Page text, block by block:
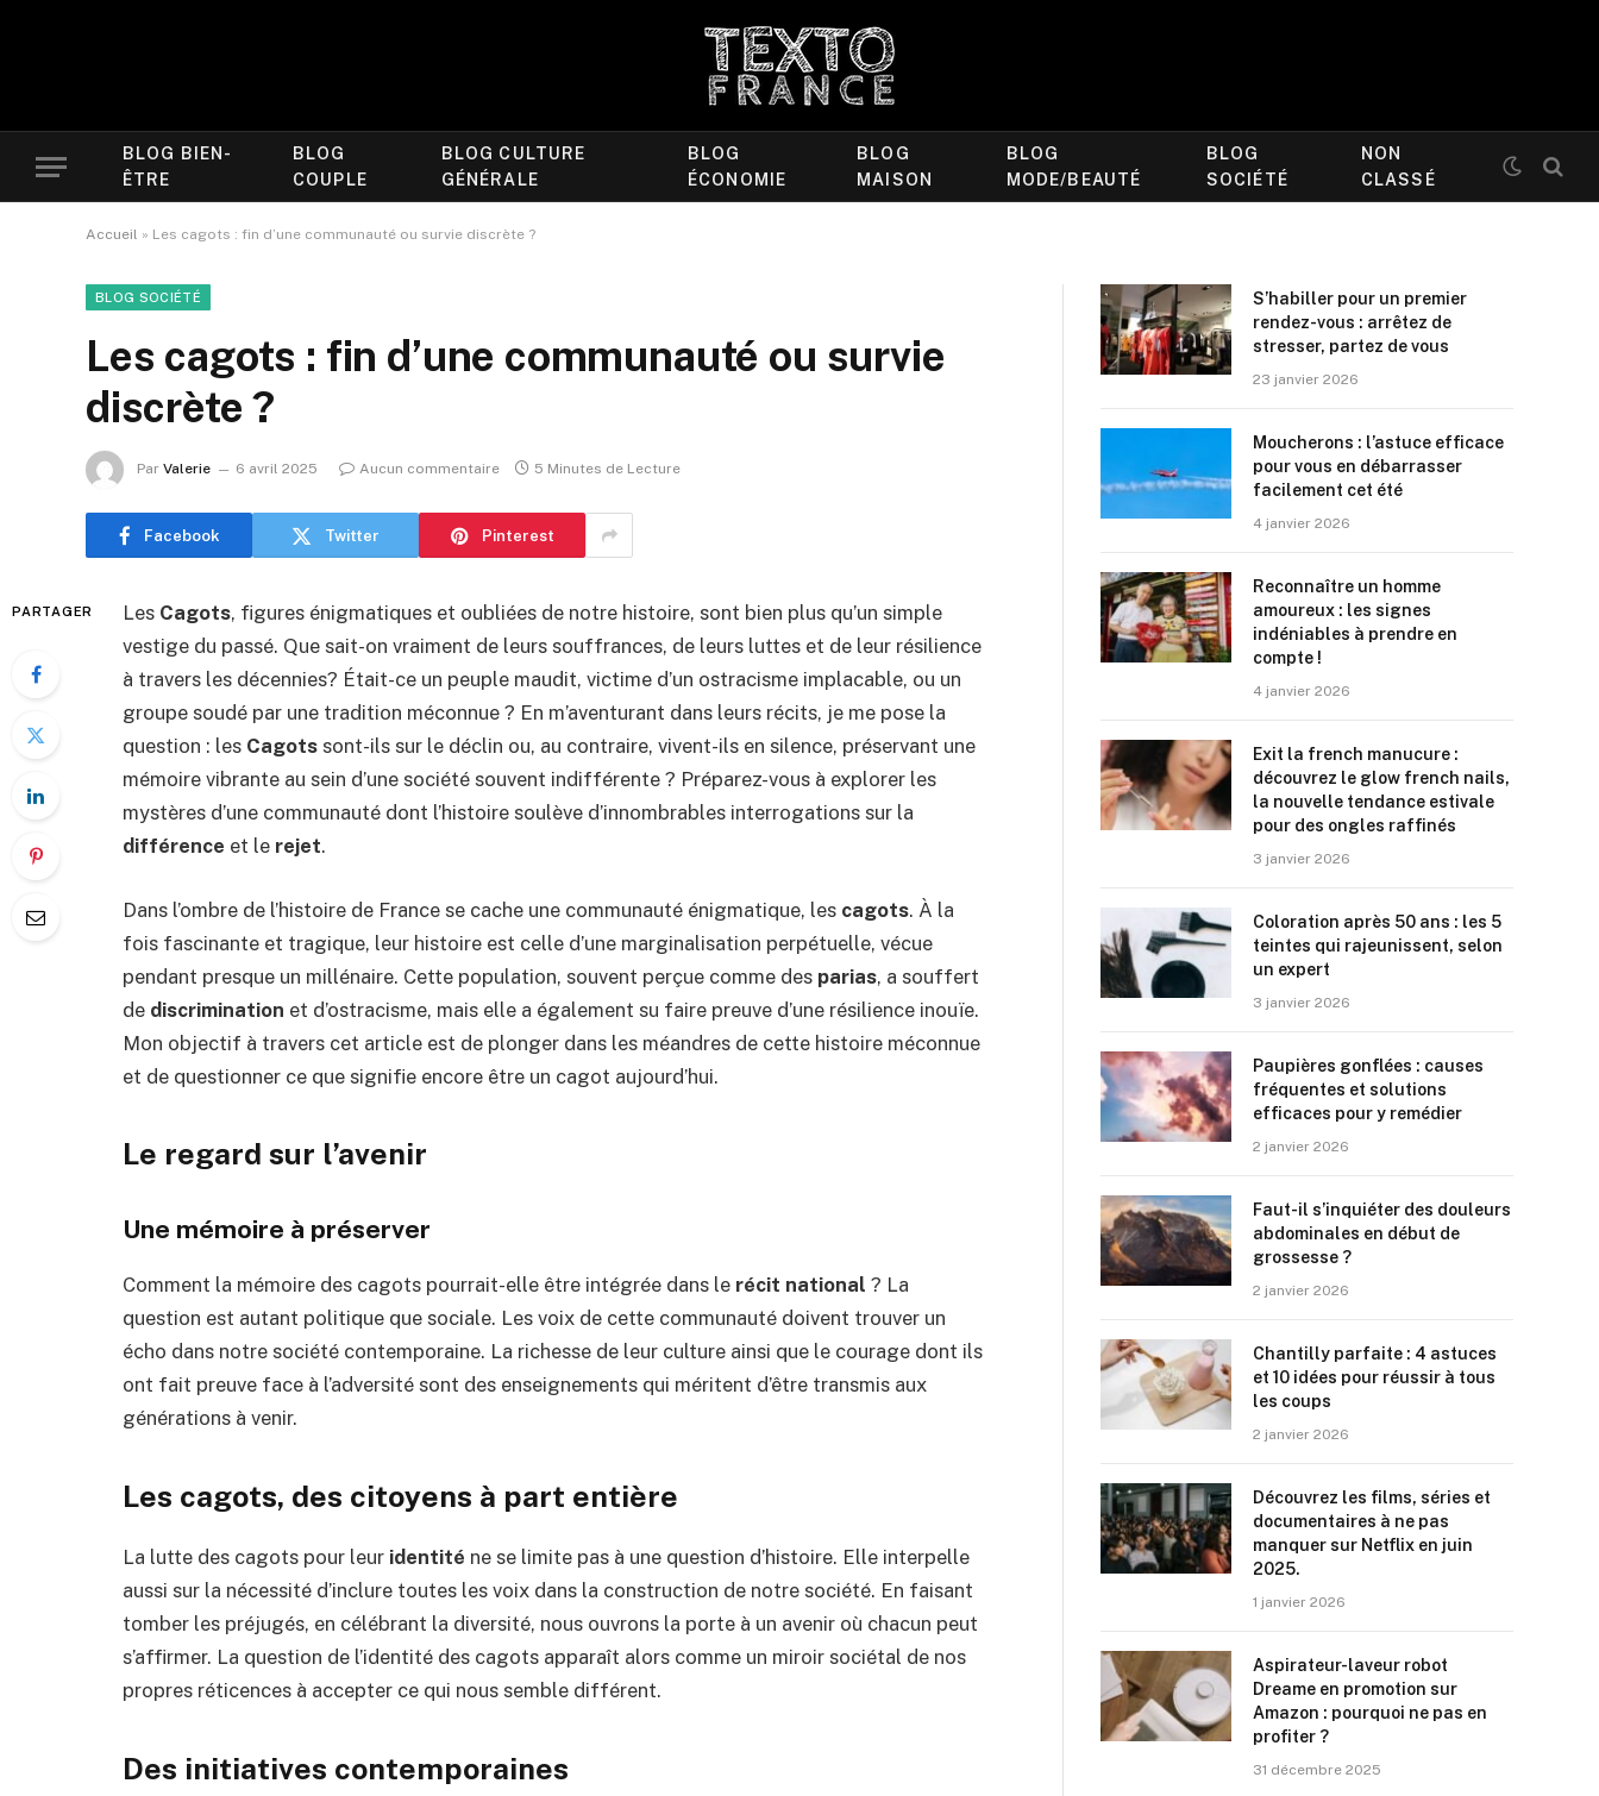
BLOG BIEN-
ÊTRE
BLOG
COUPLE
BLOG CULTURE
GÉNÉRALE
BLOG
ÉCONOMIE
BLOG
MAISON
BLOG
MODE/BEAUTÉ
BLOG
SOCIÉTÉ
NON
CLASSÉ
Accueil » Les cagots : fin d’une communauté ou survie discrète ?
BLOG SOCIÉTÉ
Les cagots : fin d’une communauté ou survie
discrète ?
Par Valerie 6 avril 2025 Aucun commentaire 5 Minutes de Lecture
Facebook Twitter Pinterest
PARTAGER Les Cagots, figures énigmatiques et oubliées de notre histoire, sont bien plus qu’un simple
vestige du passé. Que sait-on vraiment de leurs souffrances, de leurs luttes et de leur résilience
à travers les décennies? Était-ce un peuple maudit, victime d’un ostracisme implacable, ou un
groupe soudé par une tradition méconnue ? En m’aventurant dans leurs récits, je me pose la
question : les Cagots sont-ils sur le déclin ou, au contraire, vivent-ils en silence, préservant une
mémoire vibrante au sein d’une société souvent indifférente ? Préparez-vous à explorer les
mystères d’une communauté dont l’histoire soulève d’innombrables interrogations sur la
différence et le rejet.
Dans l’ombre de l’histoire de France se cache une communauté énigmatique, les cagots. À la
fois fascinante et tragique, leur histoire est celle d’une marginalisation perpétuelle, vécue
pendant presque un millénaire. Cette population, souvent perçue comme des parias, a souffert
de discrimination et d’ostracisme, mais elle a également su faire preuve d’une résilience inouïe.
Mon objectif à travers cet article est de plonger dans les méandres de cette histoire méconnue
et de questionner ce que signifie encore être un cagot aujourd’hui.
Le regard sur l’avenir
Une mémoire à préserver
Comment la mémoire des cagots pourrait-elle être intégrée dans le récit national ? La
question est autant politique que sociale. Les voix de cette communauté doivent trouver un
écho dans notre société contemporaine. La richesse de leur culture ainsi que le courage dont ils
ont fait preuve face à l’adversité sont des enseignements qui méritent d’être transmis aux
générations à venir.
Les cagots, des citoyens à part entière
La lutte des cagots pour leur identité ne se limite pas à une question d’histoire. Elle interpelle
aussi sur la nécessité d’inclure toutes les voix dans la construction de notre société. En faisant
tomber les préjugés, en célébrant la diversité, nous ouvrons la porte à un avenir où chacun peut
s’affirmer. La question de l’identité des cagots apparaît alors comme un miroir sociétal de nos
propres réticences à accepter ce qui nous semble différent.
Des initiatives contemporaines
S’habiller pour un premier
rendez-vous : arrêtez de
stresser, partez de vous
23 janvier 2026
Moucherons : l’astuce efficace
pour vous en débarrasser
facilement cet été
4 janvier 2026
Reconnaître un homme
amoureux : les signes
indéniables à prendre en
compte !
4 janvier 2026
Exit la french manucure :
découvrez le glow french nails,
la nouvelle tendance estivale
pour des ongles raffinés
3 janvier 2026
Coloration après 50 ans : les 5
teintes qui rajeunissent, selon
un expert
3 janvier 2026
Paupières gonflées : causes
fréquentes et solutions
efficaces pour y remédier
2 janvier 2026
Faut-il s’inquiéter des douleurs
abdominales en début de
grossesse ?
2 janvier 2026
Chantilly parfaite : 4 astuces
et 10 idées pour réussir à tous
les coups
2 janvier 2026
Découvrez les films, séries et
documentaires à ne pas
manquer sur Netflix en juin
2025.
1 janvier 2026
Aspirateur-laveur robot
Dreame en promotion sur
Amazon : pourquoi ne pas en
profiter ?
31 décembre 2025